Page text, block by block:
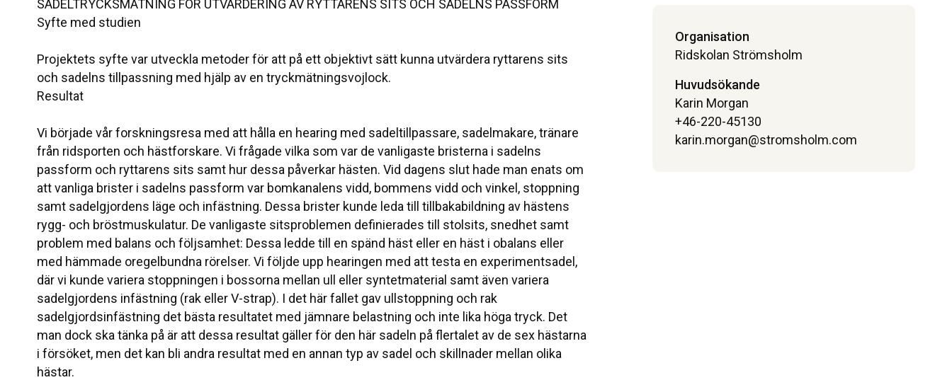
SADELTRYCKSMÄTNING FÖR UTVÄRDERING AV RYTTARENS SITS OCH SADELNS PASSFORM
Syfte med studien
Projektets syfte var utveckla metoder för att på ett objektivt sätt kunna utvärdera ryttarens sits
och sadelns tillpassning med hjälp av en tryckmätningsvojlock.
Resultat
Vi började vår forskningsresa med att hålla en hearing med sadeltillpassare, sadelmakare, tränare
från ridsporten och hästforskare. Vi frågade vilka som var de vanligaste bristerna i sadelns
passform och ryttarens sits samt hur dessa påverkar hästen. Vid dagens slut hade man enats om
att vanliga brister i sadelns passform var bomkanalens vidd, bommens vidd och vinkel, stoppning
samt sadelgjordens läge och infästning. Dessa brister kunde leda till tillbakabildning av hästens
rygg- och bröstmuskulatur. De vanligaste sitsproblemen definierades till stolsits, snedhet samt
problem med balans och följsamhet: Dessa ledde till en spänd häst eller en häst i obalans eller
med hämmade oregelbundna rörelser. Vi följde upp hearingen med att testa en experimentsadel,
där vi kunde variera stoppningen i bossorna mellan ull eller syntetmaterial samt även variera
sadelgjordens infästning (rak eller V-strap). I det här fallet gav ullstoppning och rak
sadelgjordsinfästning det bästa resultatet med jämnare belastning och inte lika höga tryck. Det
man dock ska tänka på är att dessa resultat gäller för den här sadeln på flertalet av de sex hästarna
i försöket, men det kan bli andra resultat med en annan typ av sadel och skillnader mellan olika
hästar.
Organisation
Ridskolan Strömsholm
Huvudsökande
Karin Morgan
+46-220-45130
karin.morgan@stromsholm.com